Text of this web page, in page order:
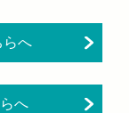
らへ
へ